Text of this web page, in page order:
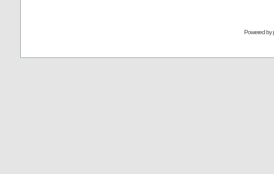
Powered by